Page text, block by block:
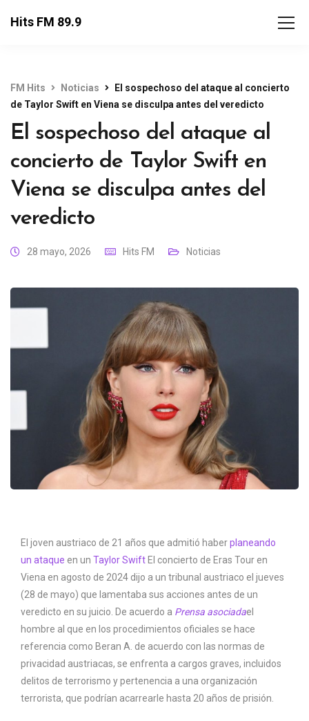
Hits FM 89.9
FM Hits Noticias
El sospechoso del ataque al concierto
de Taylor Swift en Viena se disculpa antes del veredicto
El sospechoso del ataque al
concierto de Taylor Swift en
Viena se disculpa antes del
veredicto
28 mayo, 2026 Hits FM Noticias
El joven austriaco de 21 años que admitió haberplaneando
un ataque en un Taylor Swift El concierto de Eras Tour en
Viena en agosto de 2024 dijo a un tribunal austriaco el jueves
(28 de mayo) que lamentaba sus acciones antes de un
veredicto en su juicio. De acuerdo a Prensa asociadael
hombre al que en los procedimientos oficiales se hace
referencia como Beran A. de acuerdo con las normas de
privacidad austriacas, se enfrenta a cargos graves, incluidos
delitos de terrorismo y pertenencia a una organización
terrorista, que podrían acarrearle hasta 20 años de prisión.